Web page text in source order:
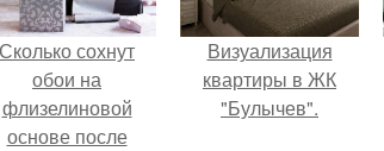
Сколько сохнут
обои на
флизелиновой
основе после
Визуализация
квартиры в ЖК
"Булычев".